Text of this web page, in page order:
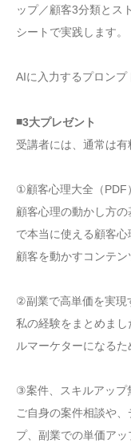
ップ／顧客3分類とス
シートで実践します。
AIに入力するプロンプ
■3大プレゼント
受講者には、通常は有
①顧客心理大全（PDF）
顧客心理の動かし方
で本当に使える顧客
顧客を動かすコンテン
②副業で高単価を実現
私の経験をまとめま
ルマーケターになるた
③案件、スキルアップ
ご自身の案件相談や
プ、副業での単価ア